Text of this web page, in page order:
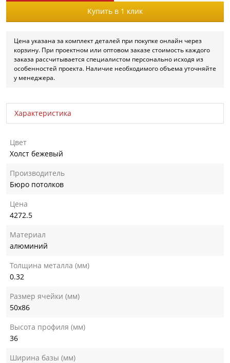
Купить в 1 клик
Цена указана за комплект деталей при покупке онлайн через
корзину. При проектном или оптовом заказе стоимость каждого
заказа рассчитывается специалистом персонально исходя из
особенностей проекта. Наличие необходимого объема уточняйте
у менеджера.
Характеристика
Цвет
Холст бежевый
Производитель
Бюро потолков
Цена
4272.5
Материал
алюминий
Толщина металла (мм)
0.32
Размер ячейки (мм)
50х86
Высота профиля (мм)
36
Ширина базы (мм)